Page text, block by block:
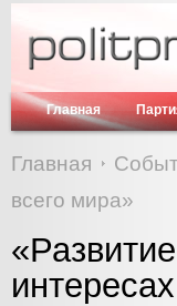
Главная
Главная
всего мира»